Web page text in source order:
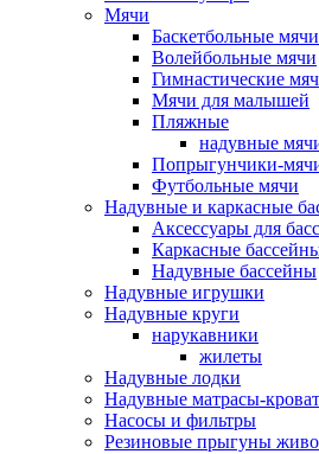
Мячи
Баскетбольные мячи
Волейбольные мячи
Гимнастические
Мячи для малышей
Пляжные
надувные
Попрыгунчики-
Футбольные мячи
Надувные и каркасные
Аксессуары для
Каркасные
Надувные бассейны
Надувные игрушки
Надувные круги
нарукавники
жилеты
Надувные лодки
Надувные матрасы-
Насосы и фильтры
Резиновые прыгуны